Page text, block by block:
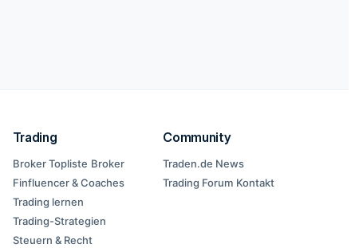
Trading
Broker Topliste Broker
Finfluencer & Coaches
Trading lernen
Trading-Strategien
Steuern & Recht
Community
Traden.de News
Trading Forum Kontakt